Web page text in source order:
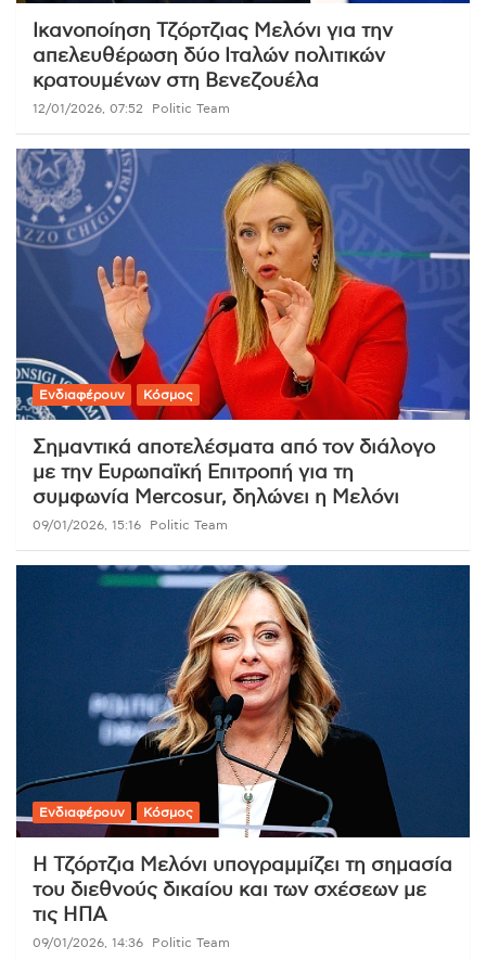
Ικανοποίηση Τζόρτζιας Μελόνι για την
απελευθέρωση δύο Ιταλών πολιτικών
κρατουμένων στη Βενεζουέλα
12/01/2026, 07:52 Politic Team
Ενδιαφέρουν Κόσμος
Σημαντικά αποτελέσματα από τον διάλογο
με την Ευρωπαϊκή Επιτροπή για τη
συμφωνία Mercosur, δηλώνει η Μελόνι
09/01/2026, 15:16 Politic Team
Ενδιαφέρουν Κόσμος
Η Τζόρτζια Μελόνι υπογραμμίζει τη σημασία
του διεθνούς δικαίου και των σχέσεων με
τις ΗΠΑ
09/01/2026, 14:36 Politic Team